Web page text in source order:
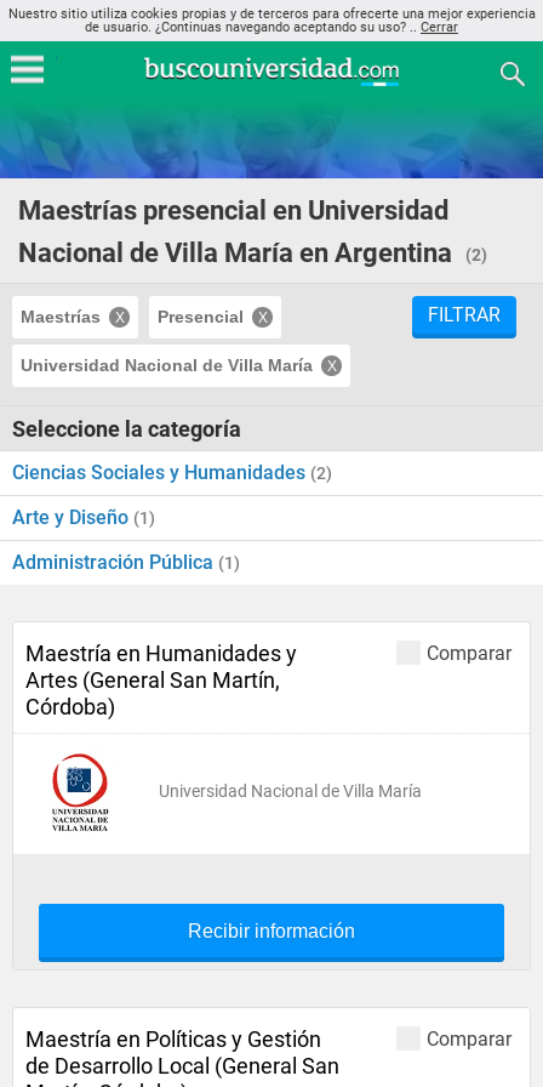
Nuestro sitio utiliza cookies propias y de terceros para ofrecerte una mejor experiencia
de usuario. ¿Continuas navegando aceptando su uso? .. Cerrar
Maestrías presencial en Universidad
Nacional de Villa María en Argentina
(2)
Maestrías Presencial
Universidad Nacional de Villa María
FILTRAR
Seleccione la categoría
Ciencias Sociales y Humanidades (2)
Arte y Diseño (1)
Administración Pública (1)
Comparar
Maestría en Humanidades y
Artes (General San Martín,
Córdoba)
Universidad Nacional de Villa María
Recibir información
Comparar
Maestría en Políticas y Gestión
de Desarrollo Local (General San